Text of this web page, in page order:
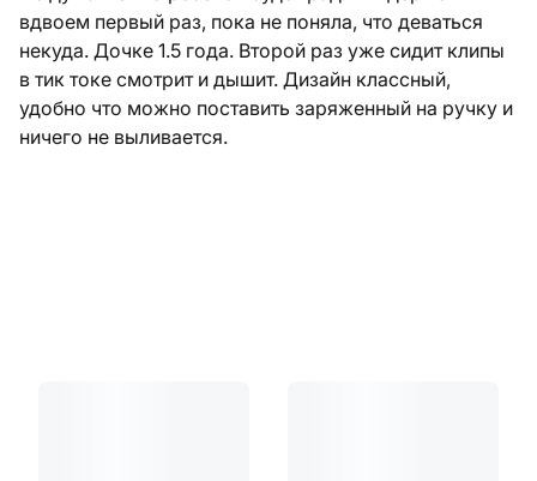
вдвоем первый раз, пока не поняла, что деваться
некуда. Дочке 1.5 года. Второй раз уже сидит клипы
в тик токе смотрит и дышит. Дизайн классный,
удобно что можно поставить заряженный на ручку и
ничего не выливается.